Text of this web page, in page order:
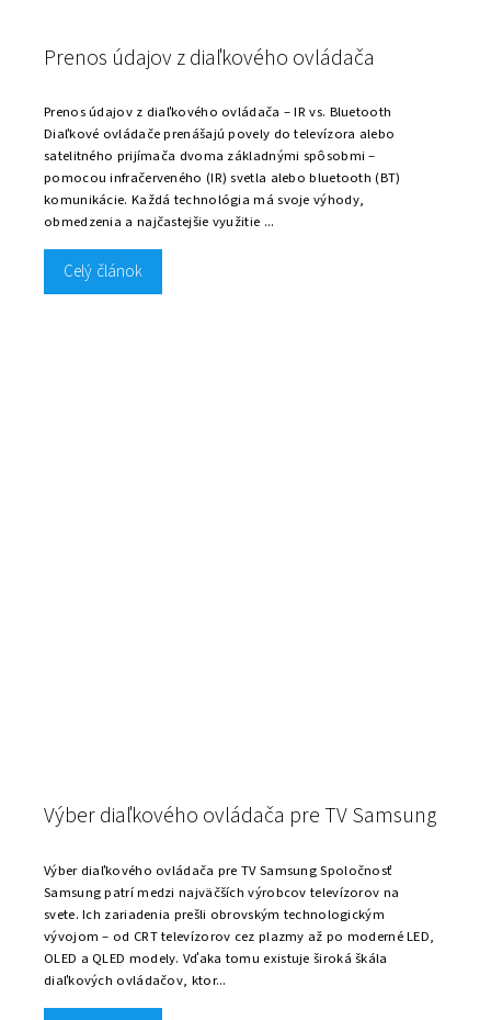
Prenos údajov z diaľkového ovládača
Prenos údajov z diaľkového ovládača – IR vs. Bluetooth
Diaľkové ovládače prenášajú povely do televízora alebo
satelitného prijímača dvoma základnými spôsobmi –
pomocou infračerveného (IR) svetla alebo bluetooth (BT)
komunikácie. Každá technológia má svoje výhody,
obmedzenia a najčastejšie využitie ...
Celý článok
Výber diaľkového ovládača pre TV Samsung
Výber diaľkového ovládača pre TV Samsung Spoločnosť
Samsung patrí medzi najväčších výrobcov televízorov na
svete. Ich zariadenia prešli obrovským technologickým
vývojom – od CRT televízorov cez plazmy až po moderné LED,
OLED a QLED modely. Vďaka tomu existuje široká škála
diaľkových ovládačov, ktor...